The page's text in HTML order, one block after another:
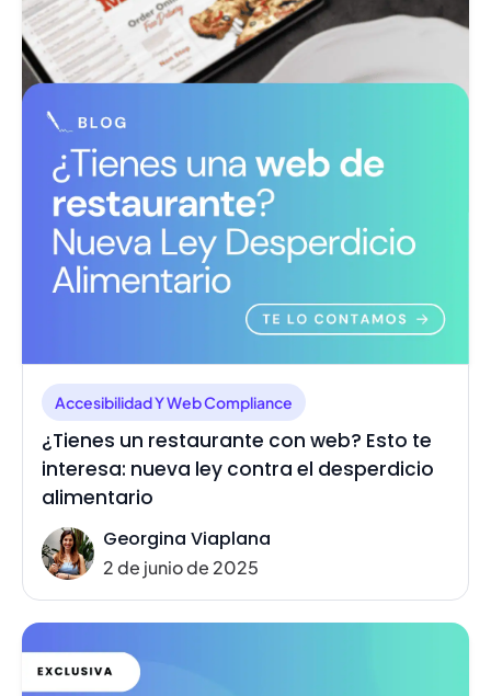
Accesibilidad Y Web Compliance
¿Tienes un restaurante con web? Esto te
interesa: nueva ley contra el desperdicio
alimentario
Georgina Viaplana
2 de junio de 2025